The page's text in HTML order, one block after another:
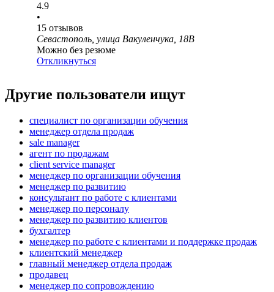
4.9
•
15 отзывов
Севастополь, улица Вакуленчука, 18В
Можно без резюме
Откликнуться
Другие пользователи ищут
специалист по организации обучения
менеджер отдела продаж
sale manager
агент по продажам
client service manager
менеджер по организации обучения
менеджер по развитию
консультант по работе с клиентами
менеджер по персоналу
менеджер по развитию клиентов
бухгалтер
менеджер по работе с клиентами и поддержке продаж
клиентский менеджер
главный менеджер отдела продаж
продавец
менеджер по сопровождению